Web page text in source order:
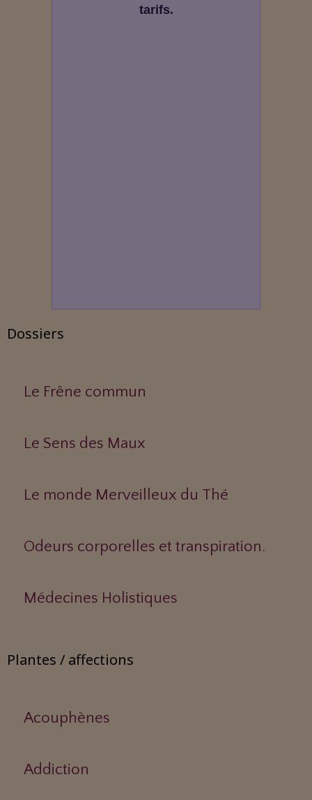
tarifs.
Dossiers
Le Frêne commun
Le Sens des Maux
Le monde Merveilleux du Thé
Odeurs corporelles et transpiration.
Médecines Holistiques
Plantes / affections
Acouphènes
Addiction